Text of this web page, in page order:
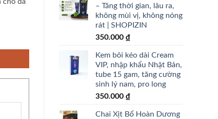
– Tăng thời gian, lâu ra,
không mùi vị, không nóng
rát | SHOPIZIN
350.000 ₫
Kem bôi kéo dài Cream
VIP, nhập khẩu Nhật Bản,
tube 15 gam, tăng cường
sinh lý nam, pro long
350.000 ₫
Chai Xịt Bổ Hoàn Dương
cho da nhạy cảm - Nội địa Nhật - shopizin số lượng